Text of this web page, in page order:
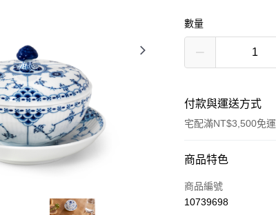
數量
付款與運送方式
宅配滿NT$3,500免運
付款方式
信用卡一次付款
商品特色
商品編號
10739698